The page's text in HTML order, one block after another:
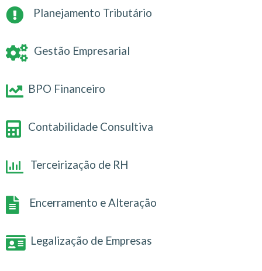
Planejamento Tributário
Gestão Empresarial
BPO Financeiro
Contabilidade Consultiva
Terceirização de RH
Encerramento e Alteração
Legalização de Empresas